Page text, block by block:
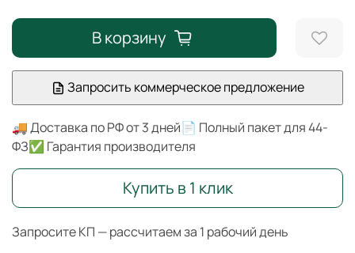
Запросите КП — рассчитаем за 1 рабочий день
В корзину
Запросить коммерческое предложение
🚚 Доставка по РФ от 3 дней📄 Полный пакет для 44-
ФЗ✅ Гарантия производителя
Купить в 1 клик